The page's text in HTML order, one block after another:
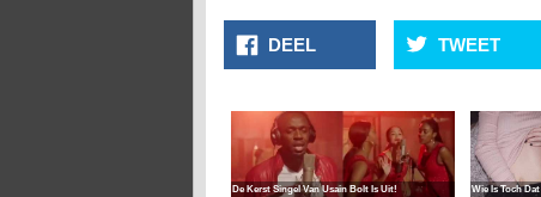
DEEL TWEET
De Kerst Singel Van Usain Bolt Is Uit! Wie Is Toch